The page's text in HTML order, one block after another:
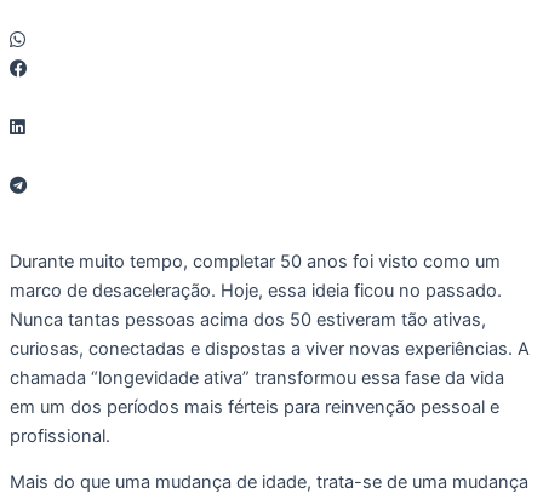
Durante muito tempo, completar 50 anos foi visto como um
marco de desaceleração. Hoje, essa ideia ficou no passado.
Nunca tantas pessoas acima dos 50 estiveram tão ativas,
curiosas, conectadas e dispostas a viver novas experiências. A
chamada “longevidade ativa” transformou essa fase da vida
em um dos períodos mais férteis para reinvenção pessoal e
profissional.
Mais do que uma mudança de idade, trata-se de uma mudança